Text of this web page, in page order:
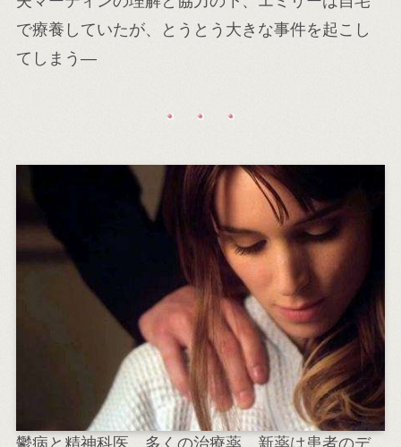
で療養していたが、とうとう大きな事件を起こし
てしまう―
鬱病と精神科医、多くの治療薬。新薬は患者のデ